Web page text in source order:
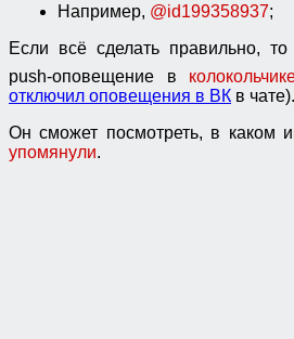
Например, @id199358937;
Если всё сделать правильно,
push-оповещение в
отключил оповещения в ВК в чате).
Он сможет посмотреть, в каком
упомянули.